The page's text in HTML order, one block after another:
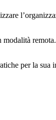
modalità remota.
per la sua